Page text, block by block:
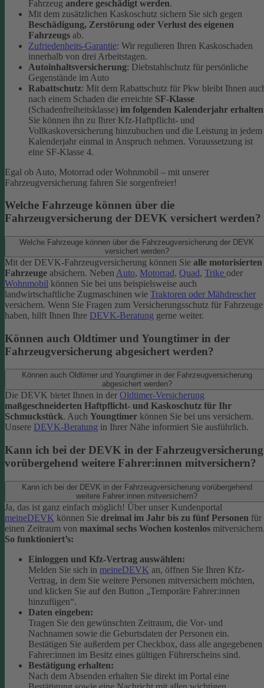
Fahrzeug andere geschädigt werden.
Mit dem zusätzlichen Kaskoschutz sichern Sie sich gegen
Beschädigung, Zerstörung oder Verlust des eigenen
Fahrzeugs ab.
Zufriedenheits-Garantie: Wir regulieren Ihren Kaskoschaden
innerhalb von drei Arbeitstagen.
Autoinhaltsversicherung: Diebstahlschutz für persönliche
Gegenstände im Auto
Rabattschutz: Mit dem Rabattschutz für Pkw bleibt Ihnen
nach einem Schaden die erreichte SF-Klasse
(Schadenfreiheitsklasse) im folgenden Kalenderjahr erhalten
Sie können ihn zu Ihrer Kfz-Haftpflicht- und
Vollkaskoversicherung hinzubuchen und die Leistung in jedem
Kalenderjahr einmal in Anspruch nehmen. Voraussetzung ist
eine SF-Klasse 4.
Egal ob Auto, Motorrad oder Wohnmobil – mit unserer
Fahrzeugversicherung fahren Sie sorgenfreier!
Welche Fahrzeuge können über die
Fahrzeugversicherung der DEVK versichert werden?
Welche Fahrzeuge können über die Fahrzeugversicherung der DEVK
versichert werden?
Mit der DEVK-Fahrzeugversicherung können Sie alle motorisierten
Fahrzeuge absichern. Neben Auto, Motorrad, Quad, Trike oder
Wohnmobil können Sie bei uns beispielsweise auch
landwirtschaftliche Zugmaschinen wie Traktoren oder Mähdrescher
versichern. Wenn Sie Fragen zum Versicherungsschutz für Fahrzeuge
haben, hilft Ihnen Ihre DEVK-Beratung gerne weiter.
Können auch Oldtimer und Youngtimer in der
Fahrzeugversicherung abgesichert werden?
Können auch Oldtimer und Youngtimer in der Fahrzeugversicherung
abgesichert werden?
Die DEVK bietet Ihnen in der Oldtimer-Versicherung
maßgeschneiderten Haftpflicht- und Kaskoschutz für Ihr
Schmuckstück. Auch Youngtimer können Sie bei uns versichern.
Unsere DEVK-Beratung in Ihrer Nähe informiert Sie ausführlich.
Kann ich bei der DEVK in der Fahrzeugversicherung
vorübergehend weitere Fahrer:innen mitversichern?
Kann ich bei der DEVK in der Fahrzeugversicherung vorübergehend
weitere Fahrer:innen mitversichern?
Ja, das ist ganz einfach möglich! Über unser Kundenportal
meineDEVK können Sie dreimal im Jahr bis zu fünf Personen für
einen Zeitraum von maximal sechs Wochen kostenlos
So funktioniert’s:
Einloggen und Kfz-Vertrag auswählen:
Melden Sie sich in meineDEVK an, öffnen Sie Ihren Kfz-
Vertrag, in dem Sie weitere Personen mitversichern möchten,
und klicken Sie auf den Button „Temporäre Fahrer:innen
hinzufügen“.
Daten eingeben:
Tragen Sie den gewünschten Zeitraum, die Vor- und
Nachnamen sowie die Geburtsdaten der Personen ein.
Bestätigen Sie außerdem per Checkbox, dass alle angegebenen
Fahrer:innen im Besitz eines gültigen Führerscheins sind.
Bestätigung erhalten:
Nach dem Absenden erhalten Sie direkt im Portal eine